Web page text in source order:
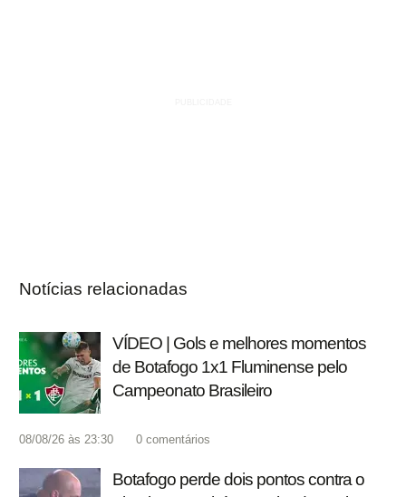
Notícias relacionadas
VÍDEO | Gols e melhores momentos
de Botafogo 1x1 Fluminense pelo
Campeonato Brasileiro
08/08/26 às 23:30 0 comentários
Botafogo perde dois pontos contra o